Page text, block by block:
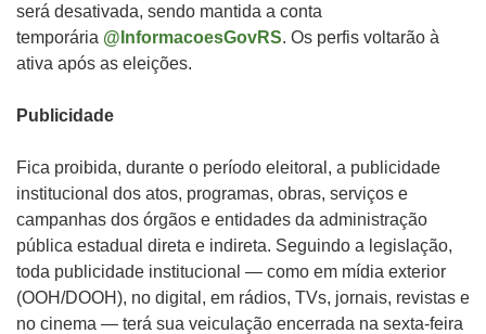
será desativada, sendo mantida a conta
temporária @InformacoesGovRS. Os perfis voltarão à
ativa após as eleições.
Publicidade
Fica proibida, durante o período eleitoral, a publicidade
institucional dos atos, programas, obras, serviços e
campanhas dos órgãos e entidades da administração
pública estadual direta e indireta. Seguindo a legislação,
toda publicidade institucional — como em mídia exterior
(OOH/DOOH), no digital, em rádios, TVs, jornais, revistas e
no cinema — terá sua veiculação encerrada na sexta-feira